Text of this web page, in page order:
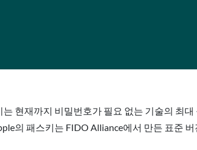
현재까지 비밀번호가 필요 없는 기술의 최
의 패스키는 FIDO Alliance에서 만든 표준